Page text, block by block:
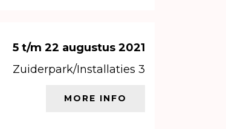
5 t/m 22 augustus 2021
Zuiderpark/Installaties 3
MORE INFO